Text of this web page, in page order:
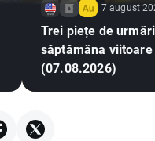
7 august
Trei piețe de
săptămâna viitoare
(07.08.2026)